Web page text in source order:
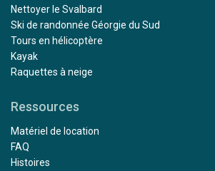
Nettoyer le Svalbard
Ski de randonnée Géorgie du Sud
Tours en hélicoptère
Kayak
Raquettes à neige
Ressources
Matériel de location
FAQ
Histoires